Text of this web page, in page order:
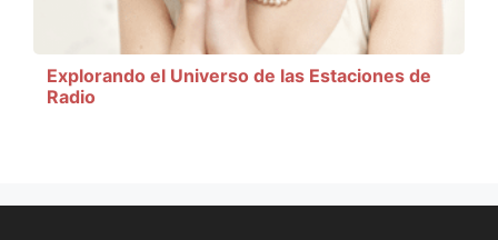
Explorando el Universo de las Estaciones de
Radio